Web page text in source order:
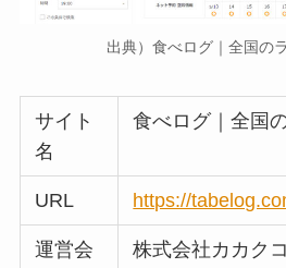
出典）食べログ｜全国の
サイト
名
食べログ｜全国
URL https://
運営会
株式会社カカク